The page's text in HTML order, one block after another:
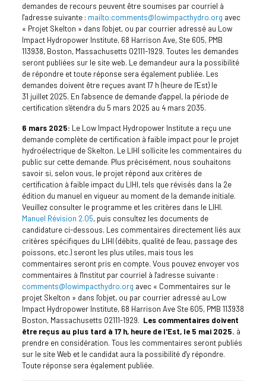
demandes de recours peuvent être soumises par courriel à
l'adresse suivante : mailto:comments@lowimpacthydro.org avec
« Projet Skelton » dans l'objet, ou par courrier adressé au Low
Impact Hydropower Institute, 68 Harrison Ave, Ste 605, PMB
113938, Boston, Massachusetts 02111-1929. Toutes les demandes
seront publiées sur le site web. Le demandeur aura la possibilité
de répondre et toute réponse sera également publiée. Les
demandes doivent être reçues avant 17 h (heure de l'Est) le
31 juillet 2025. En l'absence de demande d'appel, la période de
certification s'étendra du 5 mars 2025 au 4 mars 2035.
6 mars 2025: Le Low Impact Hydropower Institute a reçu une
demande complète de certification à faible impact pour le projet
hydroélectrique de Skelton. Le LIHI sollicite les commentaires du
public sur cette demande. Plus précisément, nous souhaitons
savoir si, selon vous, le projet répond aux critères de
certification à faible impact du LIHI, tels que révisés dans la 2e
édition du manuel en vigueur au moment de la demande initiale.
Veuillez consulter le programme et les critères dans le LIHI.
Manuel Révision 2.05, puis consultez les documents de
candidature ci-dessous. Les commentaires directement liés aux
critères spécifiques du LIHI (débits, qualité de l'eau, passage des
poissons, etc.) seront les plus utiles, mais tous les
commentaires seront pris en compte. Vous pouvez envoyer vos
commentaires à l'Institut par courriel à l'adresse suivante :
comments@lowimpacthydro.org avec « Commentaires sur le
projet Skelton » dans l'objet, ou par courrier adressé au Low
Impact Hydropower Institute, 68 Harrison Ave Ste 605, PMB 113938
Boston, Massachusetts 02111-1929. Les commentaires doivent
être reçus au plus tard à 17 h, heure de l'Est, le 5 mai 2025. à
prendre en considération. Tous les commentaires seront publiés
sur le site Web et le candidat aura la possibilité d'y répondre.
Toute réponse sera également publiée.